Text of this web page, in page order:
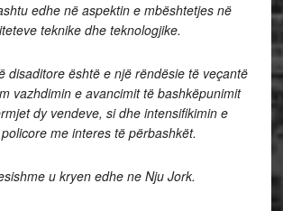
edhe në aspektin e mbështetjes në
teknike dhe teknologjike.
është e një rëndësie të veçantë
vazhdimin e avancimit të bashkëpunimit
dy vendeve, si dhe intensifikimin e
me interes të përbashkët.
u kryen edhe ne Nju Jork.